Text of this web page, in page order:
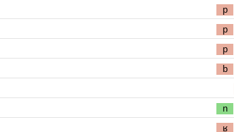
p
p
p
b
n
ʁ